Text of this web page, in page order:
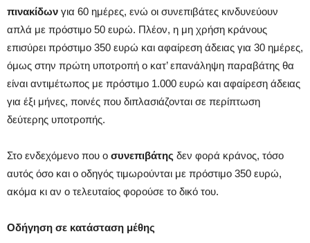
πινακίδων για 60 ημέρες, ενώ οι συνεπιβάτες κινδυνεύουν
απλά με πρόστιμο 50 ευρώ. Πλέον, η μη χρήση κράνους
επισύρει πρόστιμο 350 ευρώ και αφαίρεση άδειας για 30 ημέρες,
όμως στην πρώτη υποτροπή ο κατ’ επανάληψη παραβάτης θα
είναι αντιμέτωπος με πρόστιμο 1.000 ευρώ και αφαίρεση άδειας
για έξι μήνες, ποινές που διπλασιάζονται σε περίπτωση
δεύτερης υποτροπής.
Στο ενδεχόμενο που ο συνεπιβάτης δεν φορά κράνος, τόσο
αυτός όσο και ο οδηγός τιμωρούνται με πρόστιμο 350 ευρώ,
ακόμα κι αν ο τελευταίος φορούσε το δικό του.
Οδήγηση σε κατάσταση μέθης